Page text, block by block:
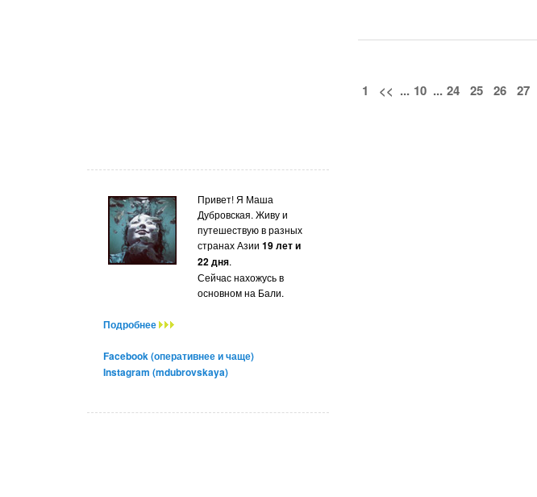
1
<< ... 10 ... 24 25 26 27
Привет! Я Маша
Дубровская. Живу и
путешествую в разных
странах Азии 19 лет и
22 дня.
Сейчас нахожусь в
основном на Бали.
Подробнее
Facebook (оперативнее и чаще)
Instagram (mdubrovskaya)